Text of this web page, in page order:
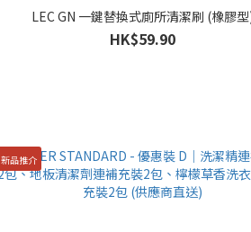
LEC GN 一鍵替換式廁所清潔刷 (橡膠
HK$59.90
新品推介